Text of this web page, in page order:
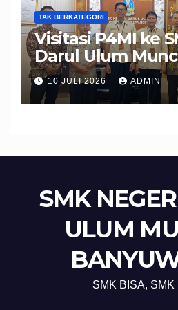
TAK BERKATEGORI
Visitasi P4MI ke
Darul Ulum
Banyuwangi
Edukasi dan
Calon Pekerja
10 JULI 2026 ADMIN
SMK
ULUM
SMK BISA, SMK